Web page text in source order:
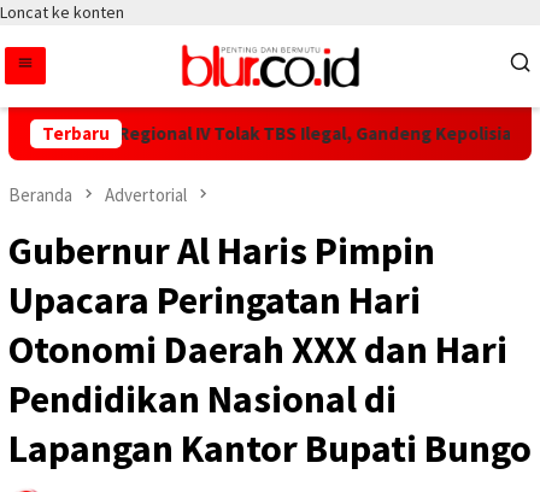
Loncat ke konten
Terbaru
IV Regional IV Tolak TBS Ilegal, Gandeng Kepolisian
Beranda Advertorial
Gubernur Al Haris Pimpin
Upacara Peringatan Hari
Otonomi Daerah XXX dan Hari
Pendidikan Nasional di
Lapangan Kantor Bupati Bungo